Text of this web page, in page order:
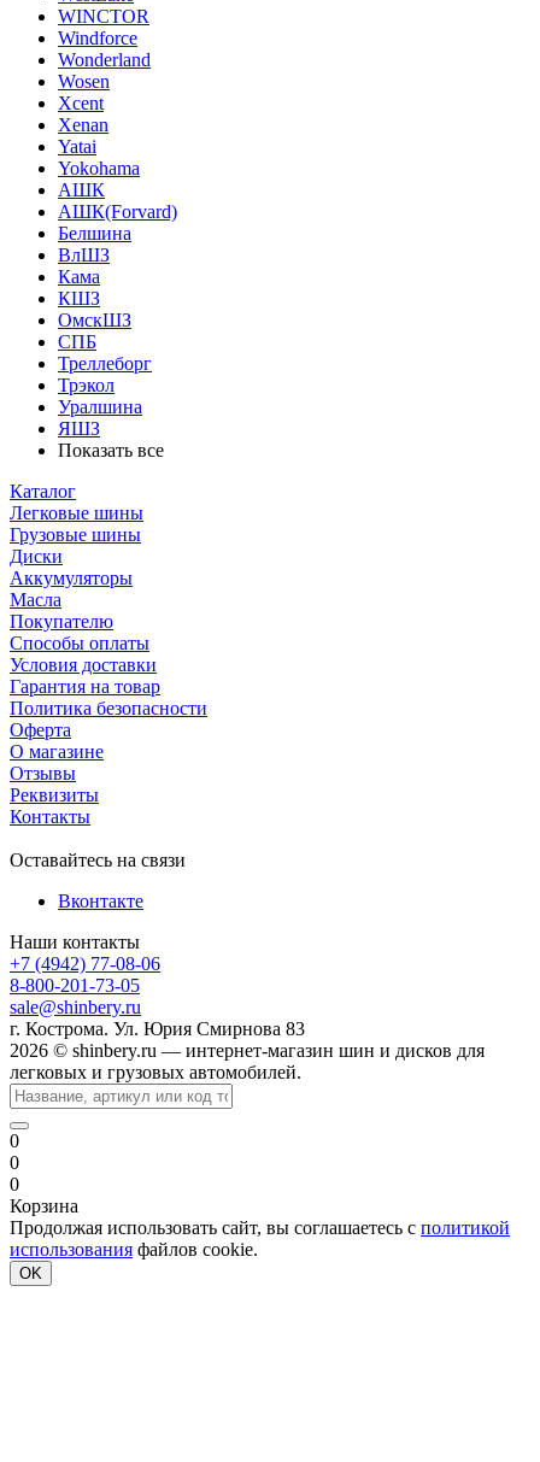
WINCTOR
Windforce
Wonderland
Wosen
Xcent
Xenan
Yatai
Yokohama
АШК
АШК(Forvard)
Белшина
ВлШЗ
Кама
КШЗ
ОмскШЗ
СПБ
Треллеборг
Трэкол
Уралшина
ЯШЗ
Показать все
Каталог
Легковые шины
Грузовые шины
Диски
Аккумуляторы
Масла
Покупателю
Способы оплаты
Условия доставки
Гарантия на товар
Политика безопасности
Оферта
О магазине
Отзывы
Реквизиты
Контакты
Оставайтесь на связи
Вконтакте
Наши контакты
+7 (4942) 77-08-06
8-800-201-73-05
sale@shinbery.ru
г. Кострома. Ул. Юрия Смирнова 83
2026 © shinbery.ru — интернет-магазин шин и дисков для
легковых и грузовых автомобилей.
0
0
0
Корзина
Продолжая использовать сайт, вы соглашаетесь с политикой
использования файлов cookie.
OK